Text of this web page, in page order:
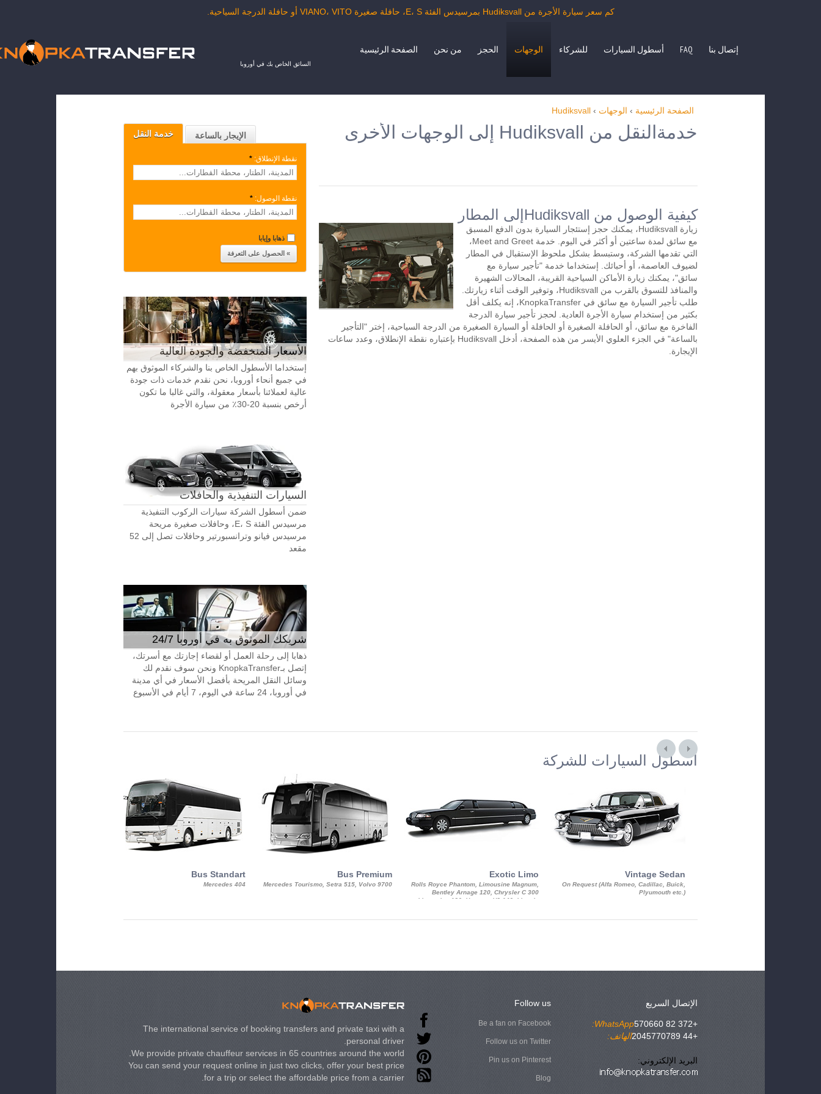
كم سعر سيارة الأجرة من Hudiksvall بمرسيدس الفئة E، S، حافلة صغيرة VIANO، VITO أو حافلة الدرجة السياحية.
السائق الخاص بك في أوروبا
الصفحة الرئيسية من نحن الحجز الوجهات للشركاء أسطول السيارات FAQ إتصال بنا
الصفحة الرئيسية › الوجهات ›
Hudiksvall
خدمة النقل الإيجار بالساعة
نقطة الإنطلاق: *
نقطة الوصول: *
ذهابا وإيابا
الأسعار المنخفضة والجودة العالية
إستخداما الأسطول الخاص بنا والشركاء الموثوق بهم
في جميع أنحاء أوروبا، نحن نقدم خدمات ذات جودة
عالية لعملائنا بأسعار معقولة، والتي غالبا ما تكون
أرخص بنسبة 20-30٪ من سيارة الأجرة
السيارات التنفيذية والحافلات
ضمن أسطول الشركة سيارات الركوب التنفيذية
مرسيدس الفئة E، S، وحافلات صغيرة مريحة
مرسيدس فيانو وترانسبورتير وحافلات تصل إلى 52
مقعد
شريكك الموثوق به في أوروبا 24/7
ذهابا إلى رحلة العمل أو لقضاء إجازتك مع أسرتك،
إتصل بـKnopkaTransfer ونحن سوف نقدم لك
وسائل النقل المريحة بأفضل الأسعار في أي مدينة
في أوروبا، 24 ساعة في اليوم، 7 أيام في الأسبوع
خدمةالنقل من Hudiksvall إلى الوجهات الأخرى
كيفية الوصول من Hudiksvallإلى المطار
زيارة Hudiksvall، يمكنك حجز إستئجار السيارة بدون الدفع المسبق
مع سائق لمدة ساعتين أو أكثر في اليوم. خدمة Meet and Greet،
التي تقدمها الشركة، وستبسط بشكل ملحوظ الإستقبال في المطار
لضيوف العاصمة، أو أحبائك. إستخداما خدمة "تأجير سيارة مع
سائق"، يمكنك زيارة الأماكن السياحية القريبة، المحالات الشهيرة
والمنافذ للتسوق بالقرب من Hudiksvall، وتوفير الوقت أثناء زيارتك.
طلب تأجير السيارة مع سائق في KnopkaTransfer، إنه يكلف أقل
بكثير من إستخدام سيارة الأجرة العادية. لحجز تأجير سيارة الدرجة
الفاخرة مع سائق، أو الحافلة الصغيرة أو الحافلة أو السيارة الصغيرة من الدرجة السياحية، إختر "التأجير
بالساعة" في الجزء العلوي الأيسر من هذه الصفحة، أدخل Hudiksvall بإعتباره نقطة الإنطلاق، وعدد ساعات
الإيجارة.
أسطول السيارات للشركة
Bus Standart
Mercedes 404
Bus Premium
Mercedes Tourismo, Setra 515, Volvo 9700
Exotic Limo
Rolls Royce Phantom, Limousine Magnum,
Bentley Arnage 120, Chrysler C 300
Limousine 130, Hummer H3 140, Lincoln
Vintage Sedan
On Request (Alfa Romeo, Cadillac, Buick,
Plyumouth etc.)
The international service of booking transfers and private taxi with a
personal driver.
We provide private chauffeur services in 65 countries around the world.
You can send your request online in just two clicks, offer your best price
for a trip or select the affordable price from a carrier.
Follow us
Be a fan on Facebook
Follow us on Twitter
Pin us on Pinterest
Blog
الإتصال السريع
WhatsApp:
+372 82 570660
الهاتف:
+44 2045770789
البريد الإلكتروني: